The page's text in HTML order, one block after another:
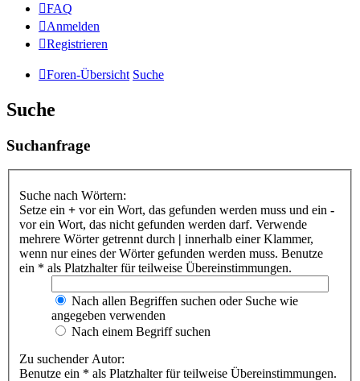
FAQ
Anmelden
Registrieren
Foren-Übersicht Suche
Suche
Suchanfrage
Suche nach Wörtern:
Setze ein + vor ein Wort, das gefunden werden muss und ein -
vor ein Wort, das nicht gefunden werden darf. Verwende
mehrere Wörter getrennt durch | innerhalb einer Klammer,
wenn nur eines der Wörter gefunden werden muss. Benutze
ein * als Platzhalter für teilweise Übereinstimmungen.
Nach allen Begriffen suchen oder Suche wie
angegeben verwenden
Nach einem Begriff suchen
Zu suchender Autor:
Benutze ein * als Platzhalter für teilweise Übereinstimmungen.